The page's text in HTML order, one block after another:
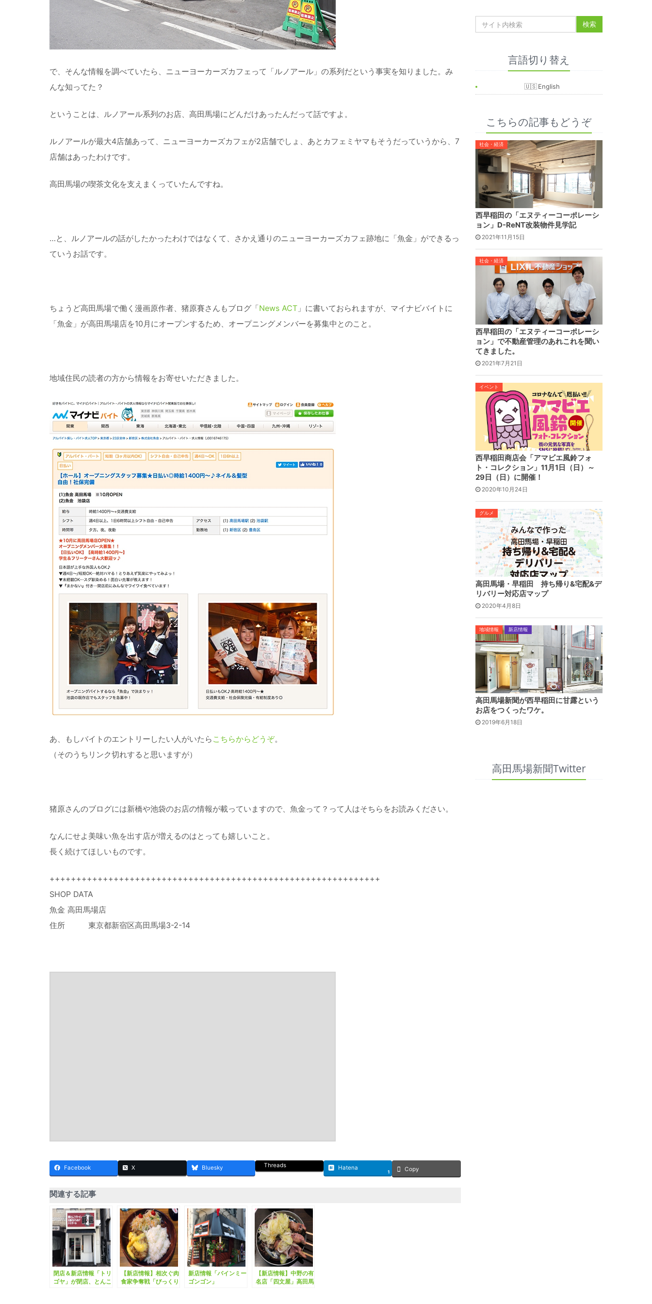
で、そんな情報を調べていたら、ニューヨーカーズカフェって「ルノアール」の系列だという事実を知りました。み
んな知ってた？
ということは、ルノアール系列のお店、高田馬場にどんだけあったんだって話ですよ。
ルノアールが最大4店舗あって、ニューヨーカーズカフェが2店舗でしょ、あとカフェミヤマもそうだっていうから、7
店舗はあったわけです。
高田馬場の喫茶文化を支えまくっていたんですね。
…と、ルノアールの話がしたかったわけではなくて、さかえ通りのニューヨーカーズカフェ跡地に「魚金」ができるっ
ていうお話です。
ちょうど高田馬場で働く漫画原作者、猪原賽さんもブログ「News ACT 」に書いておられますが、マイナビバイトに
「魚金」が高田馬場店を10月にオープンするため、オープニングメンバーを募集中とのこと。
地域住民の読者の方から情報をお寄せいただきました。
あ、もしバイトのエントリーしたい人がいたら こちらからどうぞ。
（そのうちリンク切れすると思いますが）
猪原さんのブログには新橋や池袋のお店の情報が載っていますので、魚金って？って人はそちらをお読みください。
なんにせよ美味い魚を出す店が増えるのはとっても嬉しいこと。
長く続けてほしいものです。
++++++++++++++++++++++++++++++++++++++++++++++++++++++++++++++
SHOP DATA
魚金 高田馬場店
住所 東京都新宿区高田馬場3-2-14
Facebook X Bluesky Threads Hatena
1 Copy
関連する記事
閉店＆新店情報「トリ
ゴヤ」が閉店、とんこ
【新店情報】相次ぐ肉
食家争奪戦「びっくり
新店情報「バインミー
ゴンゴン」
【新店情報】中野の有
名店「四文屋」高田馬
言語切り替え
English
こちらの記事もどうぞ
社会・経済
西早稲田の「エヌティーコーポレーシ
ョン」D-ReNT改装物件見学記
2021年11月15日
社会・経済
西早稲田の「エヌティーコーポレーシ
ョン」で不動産管理のあれこれを聞い
てきました。
2021年7月21日
イベント
西早稲田商店会「アマビエ風鈴フォ
ト・コレクション」11月1日（日）～
29日（日）に開催！
2020年10月24日
グルメ
高田馬場・早稲田 持ち帰り&宅配&デ
リバリー対応店マップ
2020年4月8日
地域情報 新店情報
高田馬場新聞が西早稲田に甘露という
お店をつくったワケ。
2019年6月18日
高田馬場新聞Twitter